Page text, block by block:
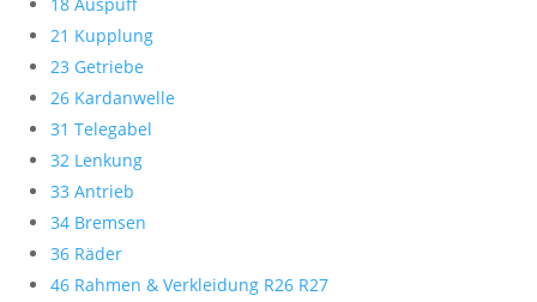
21 Kupplung
23 Getriebe
26 Kardanwelle
31 Telegabel
32 Lenkung
33 Antrieb
34 Bremsen
36 Räder
46 Rahmen & Verkleidung R26 R27